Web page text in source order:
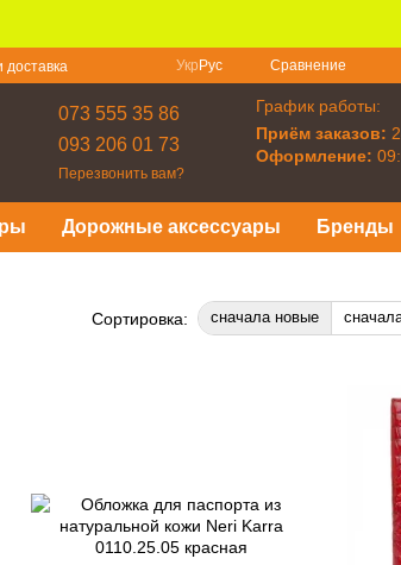
доставка
Укр Рус Сравнение
073 555 35 86
093 206 01 73
Перезвонить вам?
График работы:
Приём заказов:
Оформление:
Дорожные аксессуары Бренды
Сортировка: сначала новые